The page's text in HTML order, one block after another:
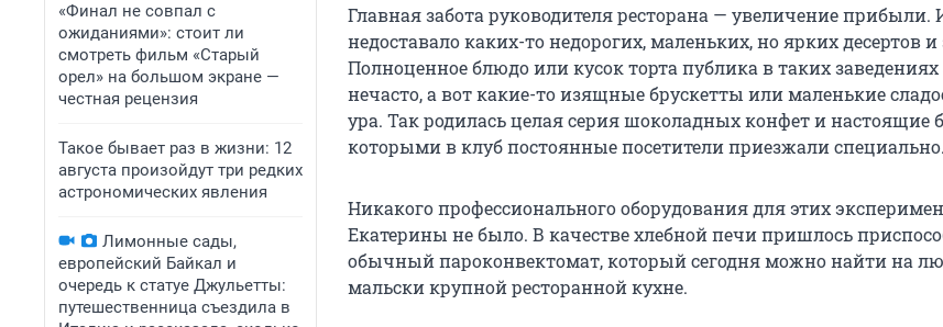
«Финал не совпал с
ожиданиями»: стоит ли
смотреть фильм «Старый
орел» на большом экране —
честная рецензия
Такое бывает раз в жизни: 12
августа произойдут три редких
астрономических явления
Лимонные сады,
европейский Байкал и
очередь к статуе Джульетты:
путешественница съездила в
Главная забота руководителя ресторана — увеличение прибыли.
недоставало каких-то недорогих, маленьких, но ярких десертов и
Полноценное блюдо или кусок торта публика в таких заведениях
нечасто, а вот какие-то изящные брускетты или маленькие
ура. Так родилась целая серия шоколадных конфет и настоящие
которыми в клуб постоянные посетители приезжали специально.
Никакого профессионального оборудования для этих
Екатерины не было. В качестве хлебной печи пришлось
обычный пароконвектомат, который сегодня можно найти на
мальски крупной ресторанной кухне.